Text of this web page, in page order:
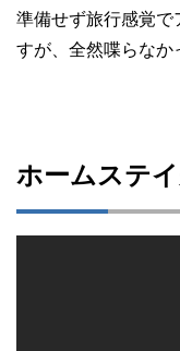
準備せず旅行感覚で
すが、全然喋らなか
ホームステ